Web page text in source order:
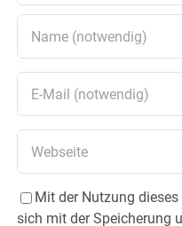
Mit der Nutzung
sich mit der Speicherung